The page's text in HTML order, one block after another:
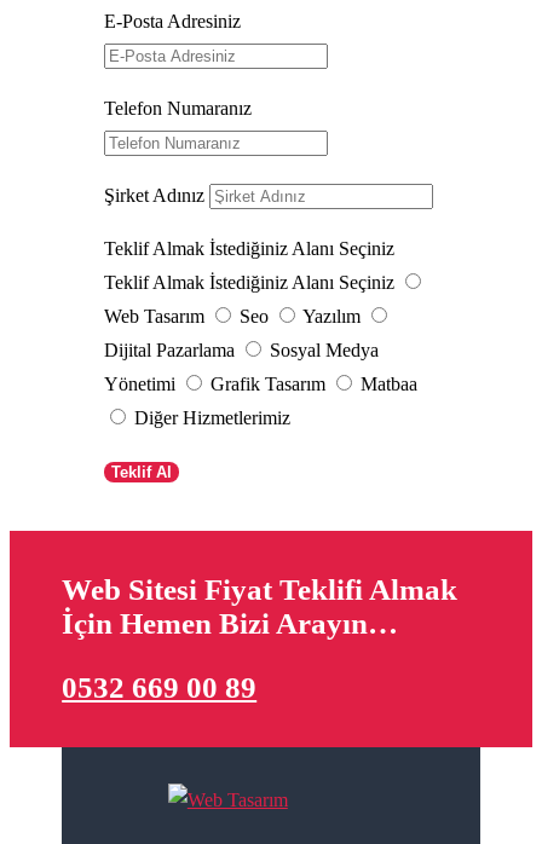
E-Posta Adresiniz
Telefon Numaranız
Şirket Adınız
Teklif Almak İstediğiniz Alanı Seçiniz
Teklif Almak İstediğiniz Alanı Seçiniz
Web Tasarım
Seo
Yazılım
Dijital Pazarlama
Sosyal Medya
Yönetimi
Grafik Tasarım
Matbaa
Diğer Hizmetlerimiz
Teklif Al
Web Sitesi Fiyat Teklifi Almak
İçin Hemen Bizi Arayın…
0532 669 00 89